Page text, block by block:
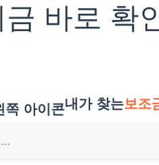
바로 확
내가 찾는보조